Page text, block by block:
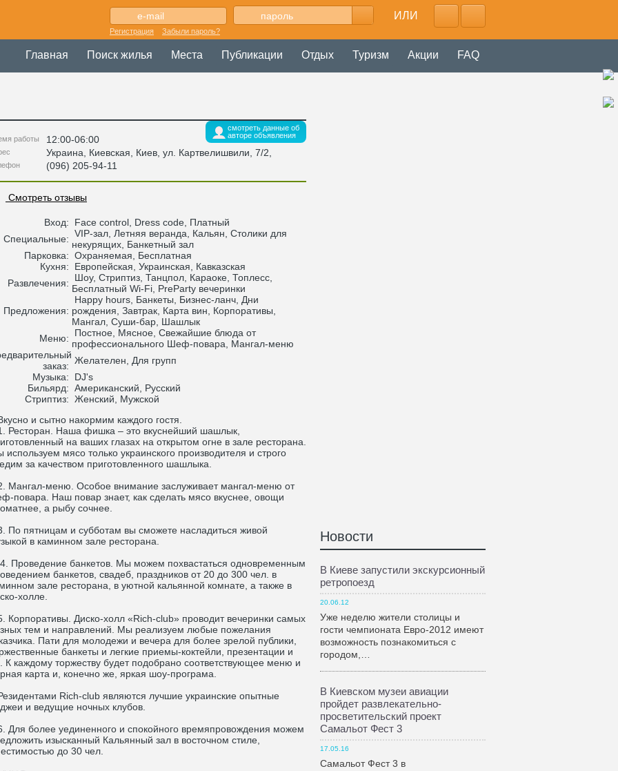
ИЛИ
Регистрация Забыли пароль?
Главная Поиск жилья Места Публикации Отдых Туризм Акции FAQ
смотреть данные об
авторе объявления
работы 12:00-06:00
Украина Киевская , Киев, ул. Картвелишвили, 7/2
(096) 205-94-11
Смотреть отзывы
Вход:
Face control, Dress code, Платный
Специальные: VIP-зал, Летняя веранда, Кальян, Столики для
некурящих, Банкетный зал
Парковка: Охраняемая, Бесплатная
Кухня:
Европейская, Украинская, Кавказская
Развлечения:
Шоу, Стриптиз, Танцпол, Караоке, Топлесс,
Бесплатный Wi-Fi, PreParty вечеринки
Предложения:
Happy hours, Банкеты, Бизнес-ланч, Дни
рождения, Завтрак, Карта вин, Корпоративы,
Мангал, Суши-бар, Шашлык
Меню:
Постное, Мясное, Свежайшие блюда от
профессионального Шеф-повара, Мангал-меню
заказ: Желателен, Для групп
Музыка:
DJ's
Бильярд: Американский, Русский
Стриптиз: Женский, Мужской
и сытно накормим каждого гостя.
Наша фишка – это вкуснейший шашлык,
на ваших глазах на открытом огне в зале ресторана.
используем мясо только украинского производителя и строго
за качеством приготовленного шашлыка.
меню. Особое внимание заслуживает мангал-меню от
повара. Наш повар знает, как сделать мясо вкуснее, овощи
а рыбу сочнее.
пятницам и субботам вы сможете насладиться живой
в каминном зале ресторана.
банкетов. Мы можем похвастаться одновременным
банкетов, свадеб, праздников от 20 до 300 чел. в
зале ресторана, в уютной кальянной комнате, а также в
холле.
Диско-холл «Rich-club» проводит вечеринки самых
тем и направлений. Мы реализуем любые пожелания
Пати для молодежи и вечера для более зрелой публики,
банкеты и легкие приемы-коктейли, презентации и
К каждому торжеству будет подобрано соответствующее меню и
карта и, конечно же, яркая шоу-програма.
Rich-club являются лучшие украинские опытные
и ведущие ночных клубов.
более уединенного и спокойного времяпровождения можем
изысканный Кальянный зал в восточном стиле,
до 30 чел.
Новости
В Киеве запустили экскурсионный
ретропоезд
20.06.12
Уже неделю жители столицы и
гости чемпионата Евро-2012 имеют
возможность познакомиться с
городом,…
В Киевском музеи авиации
пройдет развлекательно-
просветительский проект
Самальот Фест 3
17.05.16
Самальот Фест 3 в